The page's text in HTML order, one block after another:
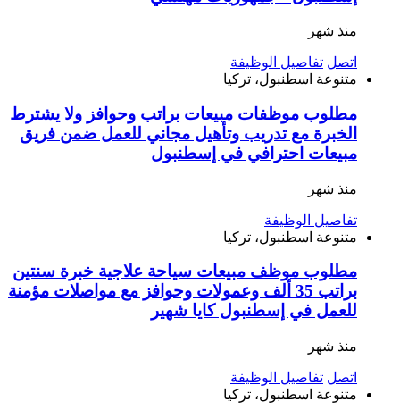
منذ شهر
اتصل تفاصيل الوظيفة
متنوعة اسطنبول، تركيا
مطلوب موظفات مبيعات براتب وحوافز ولا يشترط
الخبرة مع تدريب وتأهيل مجاني للعمل ضمن فريق
مبيعات احترافي في إسطنبول
منذ شهر
تفاصيل الوظيفة
متنوعة اسطنبول، تركيا
مطلوب موظف مبيعات سياحة علاجية خبرة سنتين
براتب 35 ألف وعمولات وحوافز مع مواصلات مؤمنة
للعمل في إسطنبول كايا شهير
منذ شهر
اتصل تفاصيل الوظيفة
متنوعة اسطنبول، تركيا